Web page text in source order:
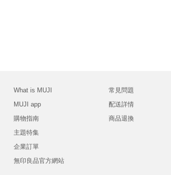
What is MUJI
MUJI app
購物指南
主題特集
企業訂單
無印良品官方網站
常見問題
配送詳情
商品退換